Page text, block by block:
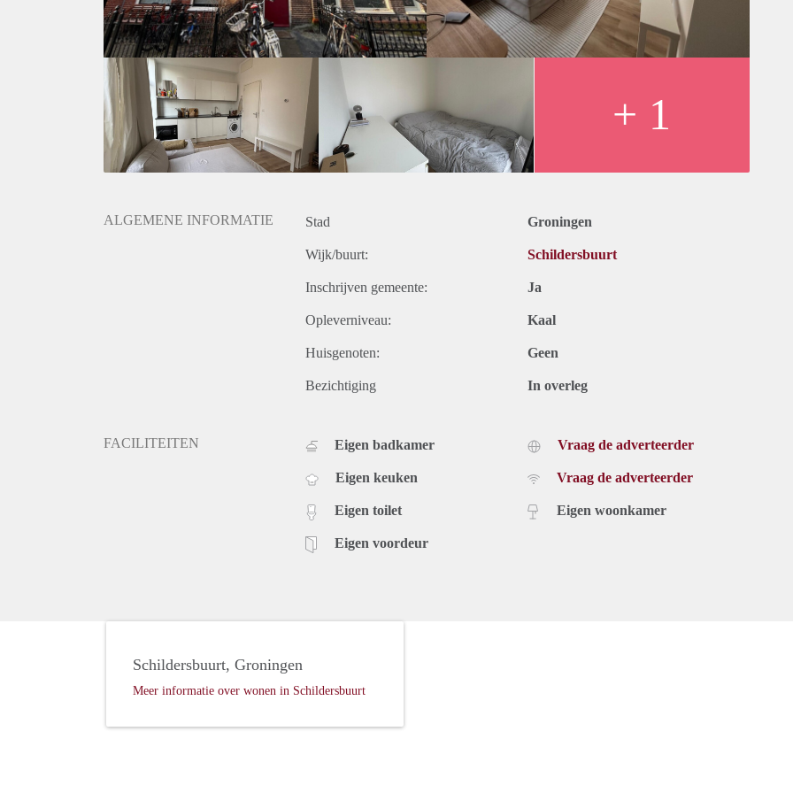
+ 1
ALGEMENE INFORMATIE Stad Groningen
Wijk/buurt: Schildersbuurt
Inschrijven gemeente: Ja
Opleverniveau: Kaal
Huisgenoten: Geen
Bezichtiging In overleg
FACILITEITEN Eigen badkamer
Eigen keuken
Eigen toilet
Eigen voordeur
Vraag de adverteerder
Vraag de adverteerder
Eigen woonkamer
Schildersbuurt, Groningen
Meer informatie over wonen in Schildersbuurt